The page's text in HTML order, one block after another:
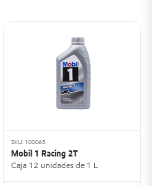
SKU: 100063
Mobil 1 Racing 2T
Caja 12 unidades de 1 L